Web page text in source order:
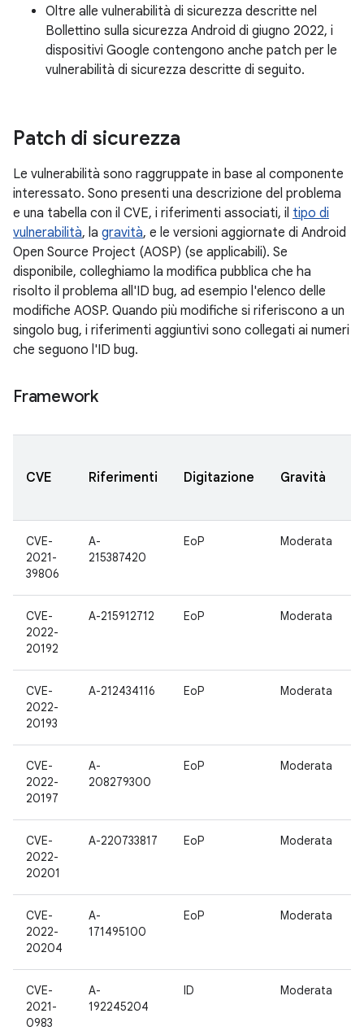
Oltre alle vulnerabilità di sicurezza descritte nel
Bollettino sulla sicurezza Android di giugno 2022, i
dispositivi Google contengono anche patch per le
vulnerabilità di sicurezza descritte di seguito.
Patch di sicurezza
Le vulnerabilità sono raggruppate in base al componente
interessato. Sono presenti una descrizione del problema
e una tabella con il CVE, i riferimenti associati, il tipo di
vulnerabilità, la gravità, e le versioni aggiornate di Android
Open Source Project (AOSP) (se applicabili). Se
disponibile, colleghiamo la modifica pubblica che ha
risolto il problema all'ID bug, ad esempio l'elenco delle
modifiche AOSP. Quando più modifiche si riferiscono a un
singolo bug, i riferimenti aggiuntivi sono collegati ai numeri
che seguono l'ID bug.
Framework
CVE Riferimenti Digitazione Gravità
CVE-
2021-
39806
A-
215387420
EoP Moderata
CVE-
2022-
20192
A-215912712 EoP Moderata
CVE-
2022-
20193
A-212434116 EoP Moderata
CVE-
2022-
20197
A-
208279300
EoP Moderata
CVE-
2022-
20201
A-220733817 EoP Moderata
CVE-
2022-
20204
A-
171495100
EoP Moderata
CVE-
2021-
0983
A-
192245204
ID Moderata